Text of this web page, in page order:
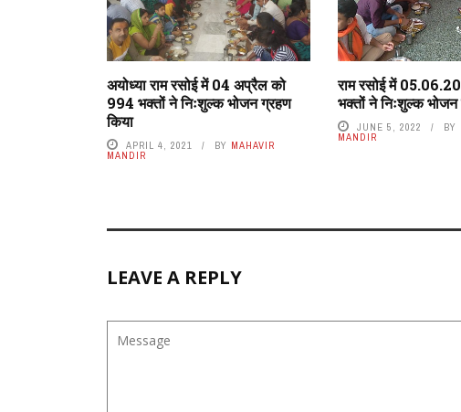
अयोध्या राम रसोई में 04 अप्रैल को
994 भक्तों ने निःशुल्क भोजन ग्रहण
किया
APRIL 4, 2021 BY MAHAVIR
MANDIR
राम रसोई में
भक्तों ने निःशुल्क
JUNE 5, 2022 BY
MANDIR
LEAVE A REPLY